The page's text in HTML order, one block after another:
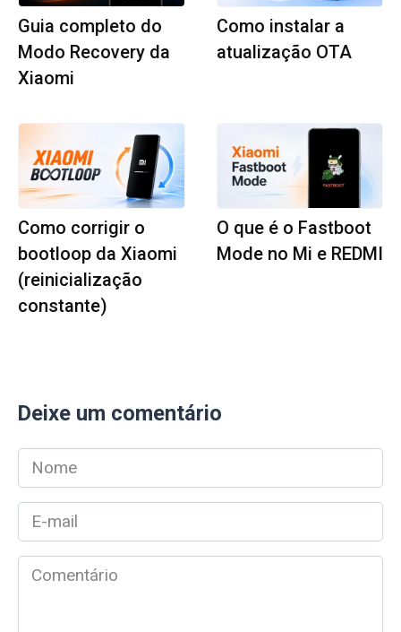
Guia completo do
Modo Recovery da
Xiaomi
Como instalar a
atualização OTA
Como corrigir o
bootloop da Xiaomi
(reinicialização
constante)
O que é o Fastboot
Mode no Mi e REDMI
Deixe um comentário
Nome
*
mail
*Comentário